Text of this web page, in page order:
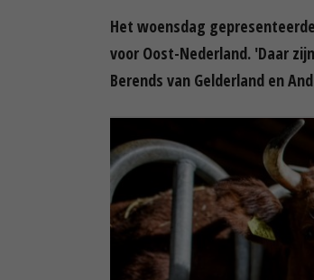
Het woensdag
voor Oost-Nederland. 'Daar
Berends van Gelderland en